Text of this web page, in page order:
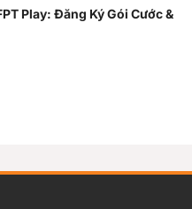
Play: Đăng Ký Gói Cước &